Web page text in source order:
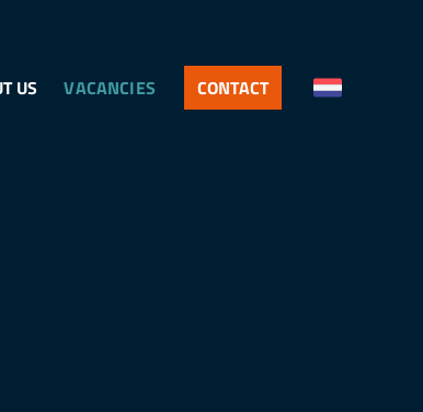
US VACANCIES CONTACT